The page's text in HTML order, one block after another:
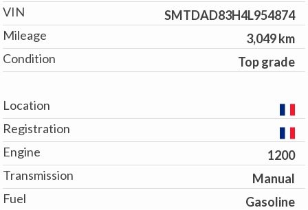
VIN
SMTDAD83H4L954874
Mileage
3,049 km
Condition
Top grade
Location
Registration
Engine
1200
Transmission
Manual
Fuel
Gasoline